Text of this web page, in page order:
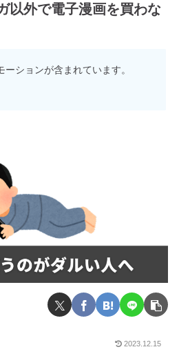
以外で電子漫画を買わな
ションが含まれています。
2023.12.15